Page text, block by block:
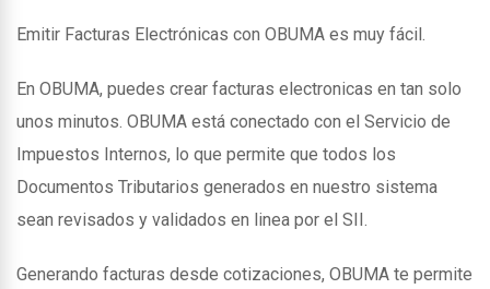
Emitir Facturas Electrónicas con OBUMA es muy fácil.
En OBUMA, puedes crear facturas electronicas en tan solo
unos minutos. OBUMA está conectado con el Servicio de
Impuestos Internos, lo que permite que todos los
Documentos Tributarios generados en nuestro sistema
sean revisados y validados en linea por el SII.
Generando facturas desde cotizaciones, OBUMA te permite